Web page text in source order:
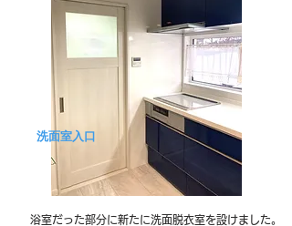
洗面室入口
浴室だった部分に新たに洗面脱衣室を設けました。